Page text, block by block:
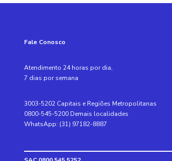
Fale Conosco
Atendimento 24 horas por dia,
7 dias por semana
3003-5202 Capitais e Regiões Metropolitanas
0800-545-5200 Demais localidades
WhatsApp: (31) 97182-8887